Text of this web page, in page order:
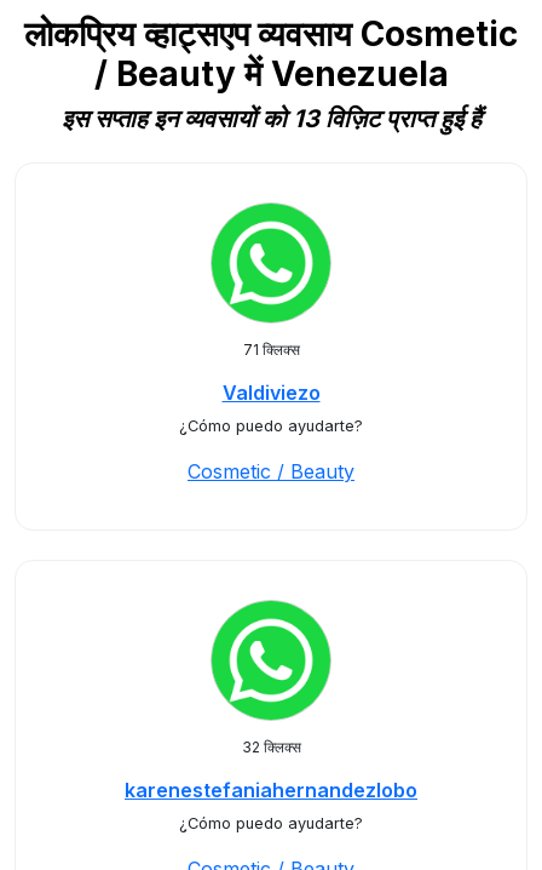
लोकप्रिय व्हाट्सएप व्यवसाय Cosmetic
/ Beauty में Venezuela
इस सप्ताह इन व्यवसायों को 13 विज़िट प्राप्त हुई हैं
71 क्लिक्स
Valdiviezo
¿Cómo puedo ayudarte?
Cosmetic / Beauty
32 क्लिक्स
karenestefaniahernandezlobo
¿Cómo puedo ayudarte?